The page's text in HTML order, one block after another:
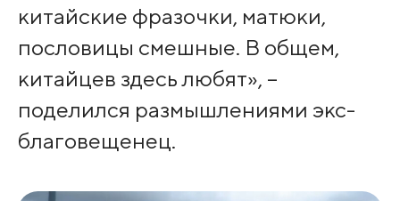
китайские фразочки, матюки,
пословицы смешные. В общем,
китайцев здесь любят», –
поделился размышлениями экс-
благовещенец.